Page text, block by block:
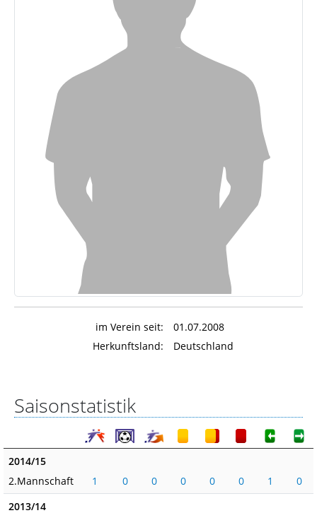
im Verein seit:
01.07.2008
Herkunftsland:
Deutschland
Saisonstatistik
2014/15
2.Mannschaft
1 0 0 0 0 0 1
0
2013/14